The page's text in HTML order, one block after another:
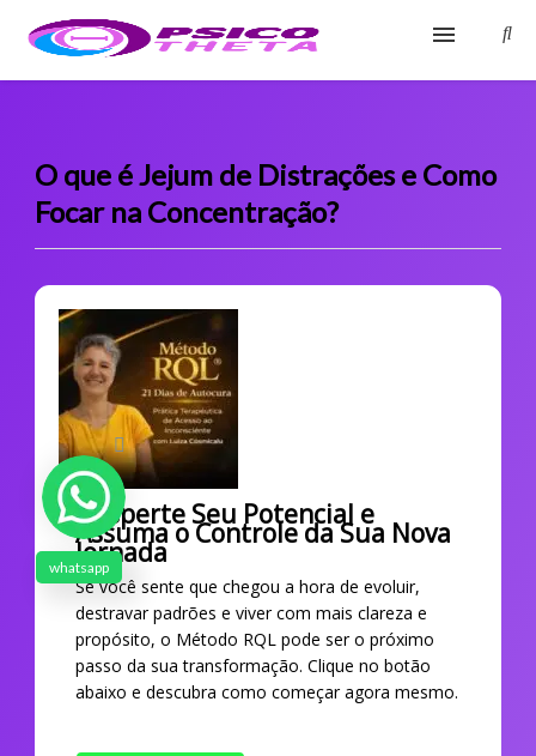
Blog
Glossário
Fale Conosco
O que é Jejum de Distrações e Como
Focar na Concentração?
Desperte Seu Potencial e
Assuma o Controle da Sua Nova
Jornada
Se você sente que chegou a hora de evoluir,
destravar padrões e viver com mais clareza e
propósito, o Método RQL pode ser o próximo
passo da sua transformação. Clique no botão
abaixo e descubra como começar agora mesmo.
whatsapp